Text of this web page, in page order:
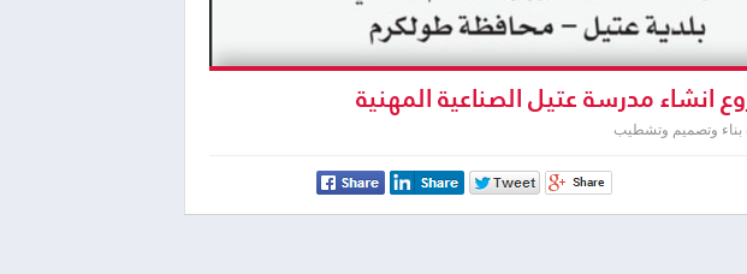
انشاء مدرسة عتيل الصناعية المهنية
بناء وتصميم وتشطيب